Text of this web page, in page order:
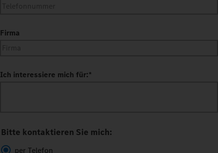
Firma
Ich interessiere mich für:*
Bitte kontaktieren Sie mich:
per Telefon